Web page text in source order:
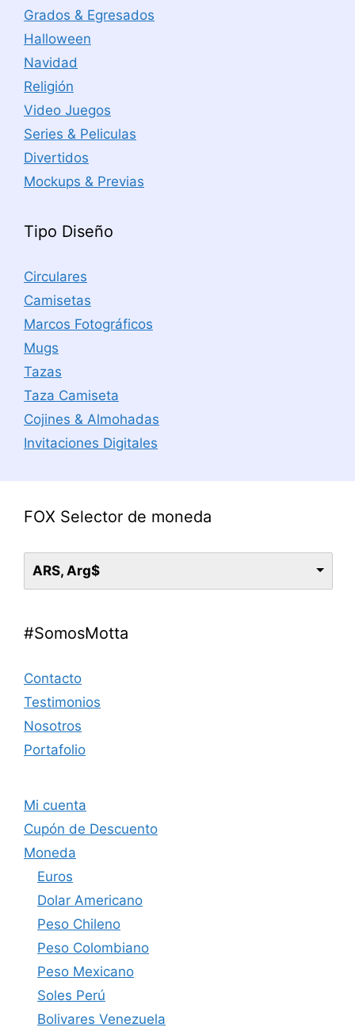
Grados & Egresados
Halloween
Navidad
Religión
Video Juegos
Series & Peliculas
Divertidos
Mockups & Previas
Tipo Diseño
Circulares
Camisetas
Marcos Fotográficos
Mugs
Tazas
Taza Camiseta
Cojines & Almohadas
Invitaciones Digitales
FOX Selector de moneda
ARS, Arg$
#SomosMotta
Contacto
Testimonios
Nosotros
Portafolio
Mi cuenta
Cupón de Descuento
Moneda
Euros
Dolar Americano
Peso Chileno
Peso Colombiano
Peso Mexicano
Soles Perú
Bolivares Venezuela